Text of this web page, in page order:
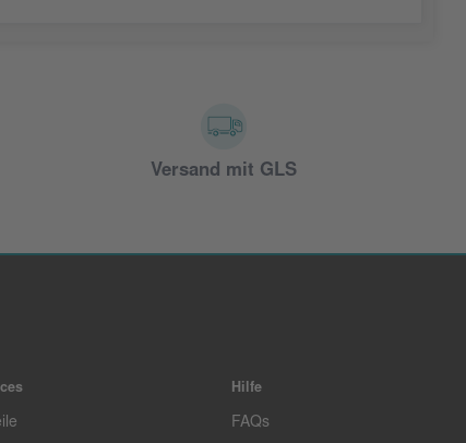
Versand mit GLS
Hilfe
FAQs